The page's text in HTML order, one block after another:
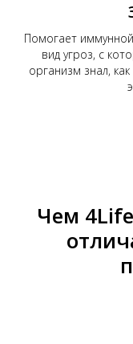
Помогает
вид угроз, с
организм знал,
Чем